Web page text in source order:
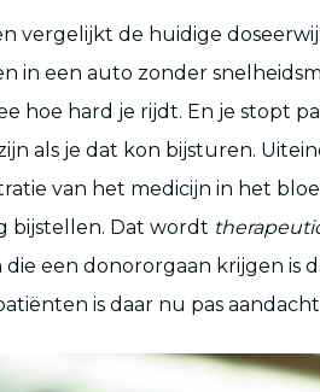
vergelijkt de huidige
in een auto zonder
hoe hard je rijdt. En je stopt
als je dat kon bijsturen.
van het medicijn in het
bijstellen. Dat wordt
die een donororgaan krijgen is
is daar nu pas aandacht